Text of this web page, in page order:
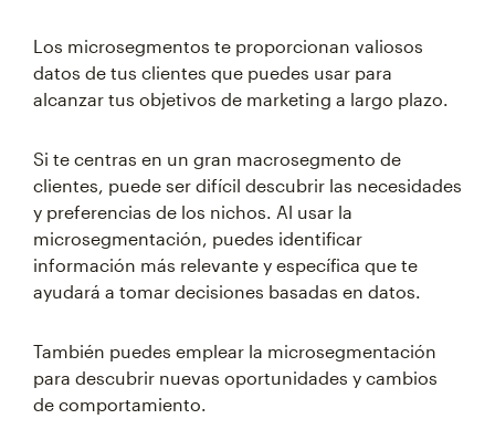
Los microsegmentos te proporcionan valiosos
datos de tus clientes que puedes usar para
alcanzar tus objetivos de marketing a largo plazo.
Si te centras en un gran macrosegmento de
clientes, puede ser difícil descubrir las necesidades
y preferencias de los nichos. Al usar la
microsegmentación, puedes identificar
información más relevante y específica que te
ayudará a tomar decisiones basadas en datos.
También puedes emplear la microsegmentación
para descubrir nuevas oportunidades y cambios
de comportamiento.